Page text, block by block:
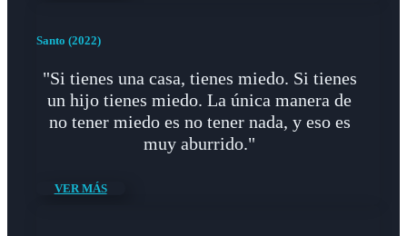
Santo (2022)
"Si tienes una casa, tienes miedo. Si tienes
un hijo tienes miedo. La única manera de
no tener miedo es no tener nada, y eso es
muy aburrido."
VER MÁS